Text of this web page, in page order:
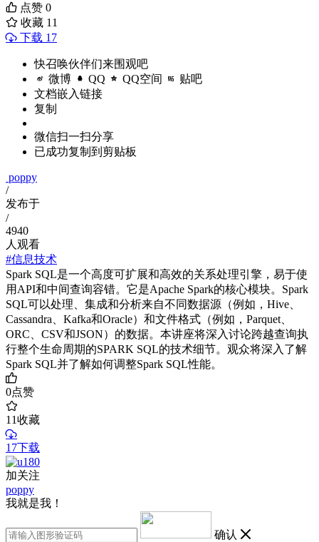
点赞 0
收藏 11
下载 17
快召唤伙伴们来围观吧
微博 QQ QQ空间 贴吧
文档嵌入链接
复制
微信扫一扫分享
已成功复制到剪贴板
poppy
/
发布于
/
4940
人观看
#信息技术
Spark SQL是一个高度可扩展和高效的关系处理引擎，易于使
用API和中间查询容错。它是Apache Spark的核心模块。Spark
SQL可以处理、集成和分析来自不同数据源（例如，Hive、
Cassandra、Kafka和Oracle）和文件格式（例如，Parquet、
ORC、CSV和JSON）的数据。本讲座将深入讨论跨越查询执
行整个生命周期的SPARK SQL的技术细节。观众将深入了解
Spark SQL并了解如何调整Spark SQL性能。
0点赞
11收藏
17下载
加关注
poppy
我就是我！
确认